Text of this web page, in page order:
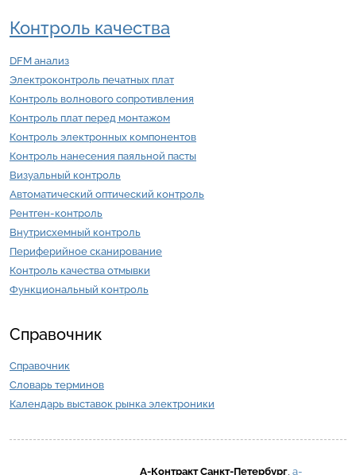
Контроль качества
DFM анализ
Электроконтроль печатных плат
Контроль волнового сопротивления
Контроль плат перед монтажом
Контроль электронных компонентов
Контроль нанесения паяльной пасты
Визуальный контроль
Автоматический оптический контроль
Рентген-контроль
Внутрисхемный контроль
Периферийное сканирование
Контроль качества отмывки
Функциональный контроль
Справочник
Справочник
Словарь терминов
Календарь выставок рынка электроники
А-Контракт Санкт-Петербург, a-